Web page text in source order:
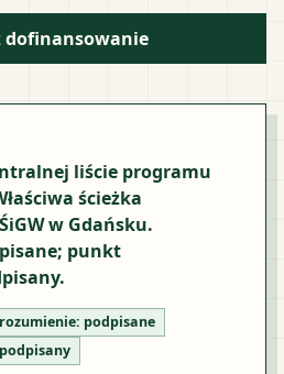
dofinansowanie
liście programu
ścieżka
w Gdańsku.
punkt
podpisane
podpisany